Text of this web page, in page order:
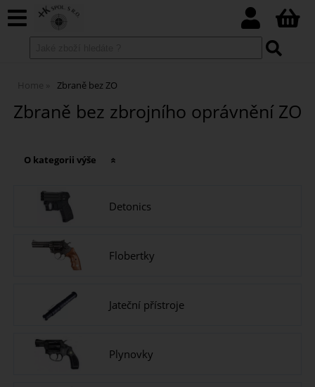
Home Zbraně bez ZO
Zbraně bez zbrojního oprávnění ZO
O kategorii výše
Detonics
Flobertky
Jateční přístroje
Plynovky